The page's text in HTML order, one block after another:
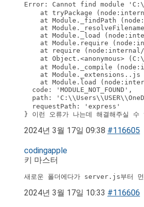
Error: Cannot find module
at tryPackage
at Module._findPath
at
at Module._load
at Module.require
at require
at Object.<anonymous>
at Module._compile
at Module._extensions..js
at Module.load
  code: 'MODULE_NOT_FOUND',
path:
  requestPath: 'express'
2024년 3월 17일 09:38 #116605
codingapple
키 마스터
새로운 폴더에다가 server.js부터
2024년 3월 17일 10:33 #116606